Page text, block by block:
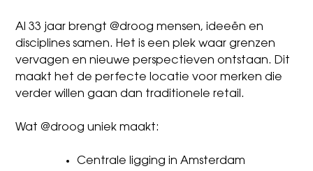
Al 33 jaar brengt @droog mensen, ideeën en
disciplines samen. Het is een plek waar grenzen
vervagen en nieuwe perspectieven ontstaan. Dit
maakt het de perfecte locatie voor merken die
verder willen gaan dan traditionele retail.
Wat @droog uniek maakt:
Centrale ligging in Amsterdam